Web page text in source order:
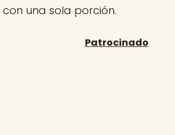
una sola porción.